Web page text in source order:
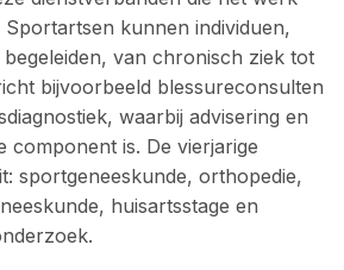
kunnen individuen,
van chronisch ziek tot
bijvoorbeeld blessureconsulten
waarbij advisering en
component is. De vierjarige
sportgeneeskunde, orthopedie,
huisartsstage en